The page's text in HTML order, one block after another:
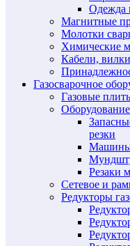
Одежда
Магнитные
Молотки
Химические
Кабели,
Газосварочное
Газовые
резки
Машины
Резаки
Сетевое и
Редукторы